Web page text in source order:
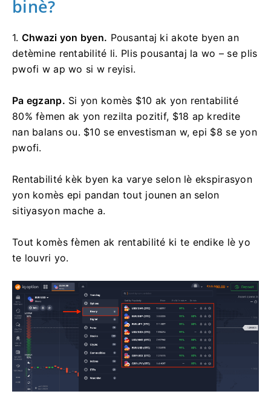
binè?
1. Chwazi yon byen. Pousantaj ki akote byen an
detèmine rentabilité li. Plis pousantaj la wo – se plis
pwofi w ap wo si w reyisi.
Pa egzanp. Si yon komès $10 ak yon rentabilité
80% fèmen ak yon rezilta pozitif, $18 ap kredite
nan balans ou. $10 se envestisman w, epi $8 se yon
pwofi.
Rentabilité kèk byen ka varye selon lè ekspirasyon
yon komès epi pandan tout jounen an selon
sitiyasyon mache a.
Tout komès fèmen ak rentabilité ki te endike lè yo
te louvri yo.